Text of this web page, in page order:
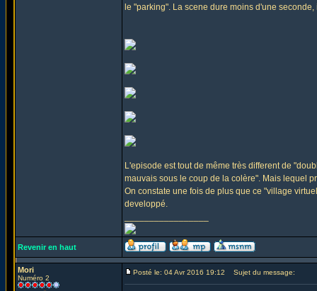
le "parking". La scene dure moins d'une
L'episode est tout de même très different de
mauvais sous le coup de la colère". Mais lequel
On constate une fois de plus que ce "village
developpé.
Revenir en haut
Mori
Numéro 2
Posté le: 04 Avr 2016 19:12 Sujet du message: